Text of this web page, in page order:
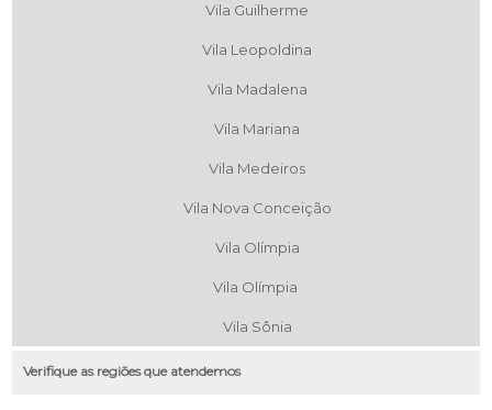
Vila Guilherme
Vila Leopoldina
Vila Madalena
Vila Mariana
Vila Medeiros
Vila Nova Conceição
Vila Olímpia
Vila Olímpia
Vila Sônia
Verifique as regiões que atendemos